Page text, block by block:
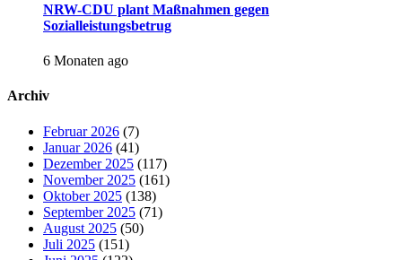
NRW-CDU plant Maßnahmen gegen
Sozialleistungsbetrug
6 Monaten ago
Archiv
Februar 2026 (7)
Januar 2026 (41)
Dezember 2025 (117)
November 2025 (161)
Oktober 2025 (138)
September 2025 (71)
August 2025 (50)
Juli 2025 (151)